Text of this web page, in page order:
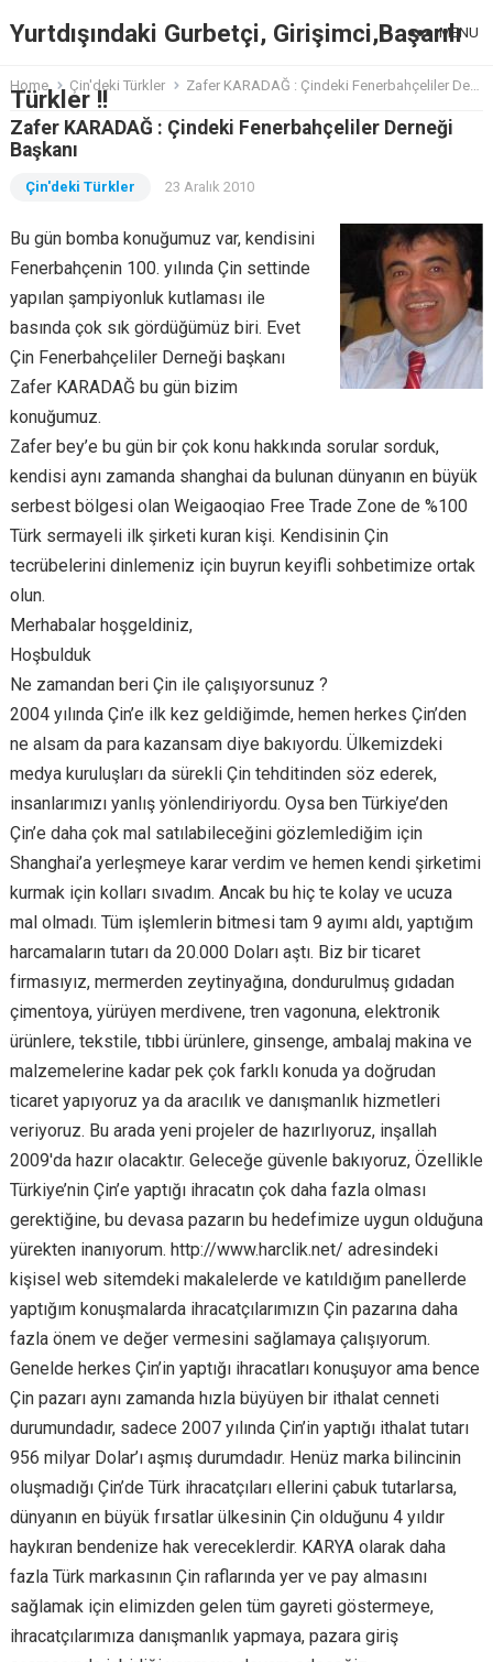
Yurtdışındaki Gurbetçi, Girişimci,Başarılı
Türkler !!
MENU
Home Çin'deki Türkler Zafer KARADAĞ : Çindeki Fenerbahçeliler Derneği Başkanı
Zafer KARADAĞ : Çindeki Fenerbahçeliler Derneği
Başkanı
Çin'deki Türkler 23 Aralık 2010
Bu gün bomba konuğumuz var, kendisini
Fenerbahçenin 100. yılında Çin settinde
yapılan şampiyonluk kutlaması ile
basında çok sık gördüğümüz biri. Evet
Çin Fenerbahçeliler Derneği başkanı
Zafer KARADAĞ bu gün bizim
konuğumuz.
Zafer bey’e bu gün bir çok konu hakkında sorular sorduk,
kendisi aynı zamanda shanghai da bulunan dünyanın en büyük
serbest bölgesi olan Weigaoqiao Free Trade Zone de %100
Türk sermayeli ilk şirketi kuran kişi. Kendisinin Çin
tecrübelerini dinlemeniz için buyrun keyifli sohbetimize ortak
olun.
Merhabalar hoşgeldiniz,
Hoşbulduk
Ne zamandan beri Çin ile çalışıyorsunuz ?
2004 yılında Çin’e ilk kez geldiğimde, hemen herkes Çin’den
ne alsam da para kazansam diye bakıyordu. Ülkemizdeki
medya kuruluşları da sürekli Çin tehditinden söz ederek,
insanlarımızı yanlış yönlendiriyordu. Oysa ben Türkiye’den
Çin’e daha çok mal satılabileceğini gözlemlediğim için
Shanghai’a yerleşmeye karar verdim ve hemen kendi şirketimi
kurmak için kolları sıvadım. Ancak bu hiç te kolay ve ucuza
mal olmadı. Tüm işlemlerin bitmesi tam 9 ayımı aldı, yaptığım
harcamaların tutarı da 20.000 Doları aştı. Biz bir ticaret
firmasıyız, mermerden zeytinyağına, dondurulmuş gıdadan
çimentoya, yürüyen merdivene, tren vagonuna, elektronik
ürünlere, tekstile, tıbbi ürünlere, ginsenge, ambalaj makina ve
malzemelerine kadar pek çok farklı konuda ya doğrudan
ticaret yapıyoruz ya da aracılık ve danışmanlık hizmetleri
veriyoruz. Bu arada yeni projeler de hazırlıyoruz, inşallah
2009′da hazır olacaktır. Geleceğe güvenle bakıyoruz, Özellikle
Türkiye’nin Çin’e yaptığı ihracatın çok daha fazla olması
gerektiğine, bu devasa pazarın bu hedefimize uygun olduğuna
yürekten inanıyorum. http://www.harclik.net/ adresindeki
kişisel web sitemdeki makalelerde ve katıldığım panellerde
yaptığım konuşmalarda ihracatçılarımızın Çin pazarına daha
fazla önem ve değer vermesini sağlamaya çalışıyorum.
Genelde herkes Çin’in yaptığı ihracatları konuşuyor ama bence
Çin pazarı aynı zamanda hızla büyüyen bir ithalat cenneti
durumundadır, sadece 2007 yılında Çin’in yaptığı ithalat tutarı
956 milyar Dolar’ı aşmış durumdadır. Henüz marka bilincinin
oluşmadığı Çin’de Türk ihracatçıları ellerini çabuk tutarlarsa,
dünyanın en büyük fırsatlar ülkesinin Çin olduğunu 4 yıldır
haykıran bendenize hak vereceklerdir. KARYA olarak daha
fazla Türk markasının Çin raflarında yer ve pay almasını
sağlamak için elimizden gelen tüm gayreti göstermeye,
ihracatçılarımıza danışmanlık yapmaya, pazara giriş